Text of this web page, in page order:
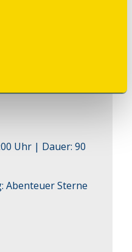
Betrieb der Webseite
unserer
Uhr | Dauer: 90
Abenteuer Sterne